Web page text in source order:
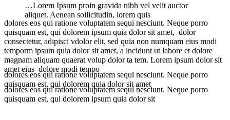
…Lorem Ipsum proin gravida nibh vel velit auctor
aliquet. Aenean sollicitudin, lorem quis
dolores eos qui ratione voluptatem sequi nesciunt. Neque porro
quisquam est, qui dolorem ipsum quia dolor sit amet, dolor
consectetur, adipisci vdolor elit, sed quia non numquam eius modi
temporm ipsum quia dolor sit amet, a incidunt ut labore et dolore
magnam aliquam quaerat volup dolor ta tem. Lorem ipsum dolor sit
amet eius dolore modi tempo
dolores eos qui ratione voluptatem sequi nesciunt. Neque porro
quisquam est, qui dolorem quia dolor sit amet
dolores eos qui ratione voluptatem sequi nesciunt. Neque porro
quisquam est, qui dolorem ipsum quia dolor sit